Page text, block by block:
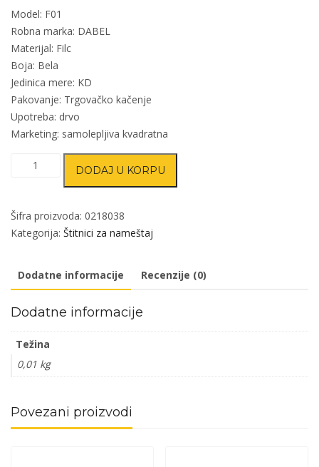
Model: F01
Robna marka: DABEL
Materijal: Filc
Boja: Bela
Jedinica mere: KD
Pakovanje: Trgovačko kačenje
Upotreba: drvo
Marketing: samolepljiva kvadratna
Podloška
za
nameštaj
80x100x3mm
količina
DODAJ U KORPU
Šifra proizvoda: 0218038
Kategorija: Štitnici za nameštaj
Dodatne informacije Recenzije (0)
Dodatne informacije
Težina
0,01 kg
Povezani proizvodi